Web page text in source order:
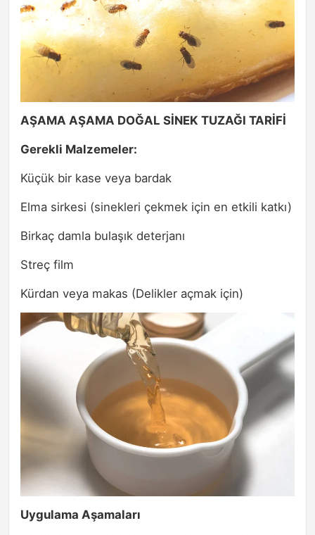
AŞAMA AŞAMA DOĞAL SİNEK TUZAĞI TARİFİ
Gerekli Malzemeler:
Küçük bir kase veya bardak
Elma sirkesi (sinekleri çekmek için en etkili katkı)
Birkaç damla bulaşık deterjanı
Streç film
Kürdan veya makas (Delikler açmak için)
Uygulama Aşamaları